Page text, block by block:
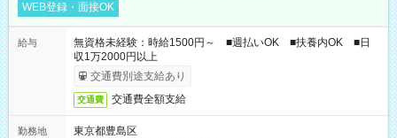
WEB登録・面接OK
給与
無資格未経験：時給1500円～ ■週払いOK ■扶養内OK ■日
収1万2000円以上
交通費別途支給あり
交通費 交通費全額支給
勤務地
東京都豊島区